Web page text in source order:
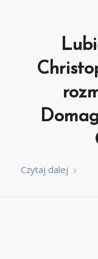
Czytaj dalej